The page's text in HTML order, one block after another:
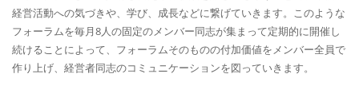
経営活動への気づきや、学び、成長などに繋げていきます。このような
フォーラムを毎月8人の固定のメンバー同志が集まって定期的に開催し
続けることによって、フォーラムそのものの付加価値をメンバー全員で
作り上げ、経営者同志のコミュニケーションを図っていきます。